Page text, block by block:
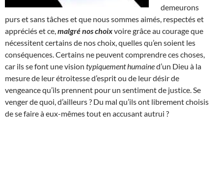
demeurons
purs et sans tâches et que nous sommes aimés, respectés et
appréciés et ce, malgré nos choixvoire grâce au courage que
nécessitent certains de nos choix, quelles qu’en soient les
conséquences. Certains ne peuvent comprendre ces choses,
car ils se font une vision typiquement humained’un Dieu à la
mesure de leur étroitesse d’esprit ou de leur désir de
vengeance qu’ils prennent pour un sentiment de justice. Se
venger de quoi, d’ailleurs ? Du mal qu’ils ont librement choisis
de se faire à eux-mêmes tout en accusant autrui ?